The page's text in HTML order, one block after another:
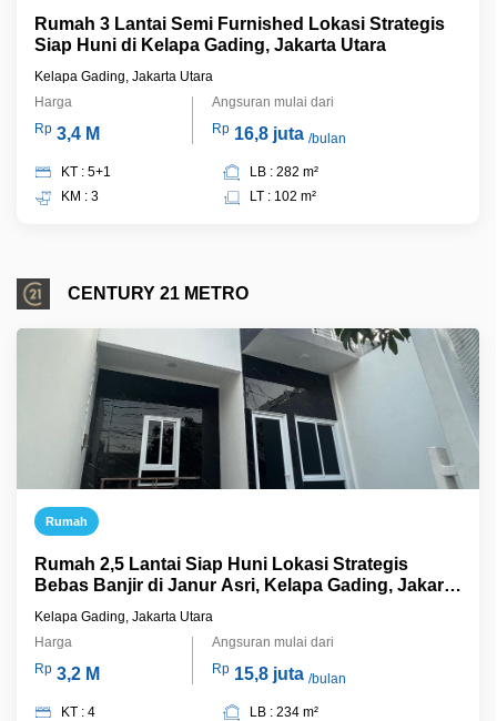
Rumah 3 Lantai Semi Furnished Lokasi Strategis
Siap Huni di Kelapa Gading, Jakarta Utara
Kelapa Gading, Jakarta Utara
Harga
Rp 3,4 M
Angsuran mulai dari
Rp 16,8 juta /bulan
KT : 5+1
KM : 3
LB : 282 m²
LT : 102 m²
CENTURY 21 METRO
Rumah
Rumah 2,5 Lantai Siap Huni Lokasi Strategis
Bebas Banjir di Janur Asri, Kelapa Gading, Jakarta
Kelapa Gading, Jakarta Utara
Harga
Rp 3,2 M
Angsuran mulai dari
Rp 15,8 juta /bulan
KT : 4
LB : 234 m²